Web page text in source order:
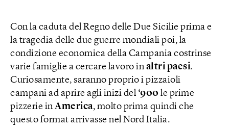
Con la caduta del Regno delle Due Sicilie prima e
la tragedia delle due guerre mondiali poi, la
condizione economica della Campania costrinse
varie famiglie a cercare lavoro in altri paesi.
Curiosamente, saranno proprio i pizzaioli
campani ad aprire agli inizi del ‘900 le prime
pizzerie in America, molto prima quindi che
questo format arrivasse nel Nord Italia.